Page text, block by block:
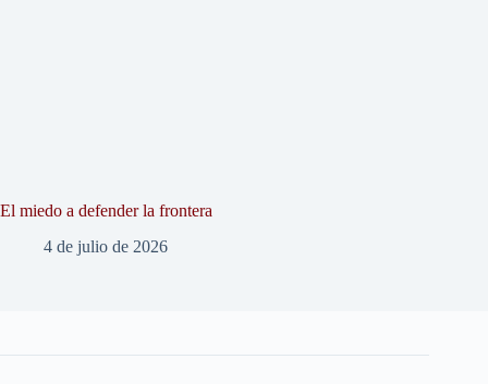
El miedo a defender la frontera
4 de julio de 2026